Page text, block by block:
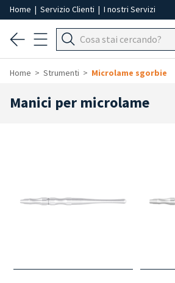
Home | Servizio Clienti | I nostri Servizi
Home Strumenti Microlame sgorbie
Manici per microlame